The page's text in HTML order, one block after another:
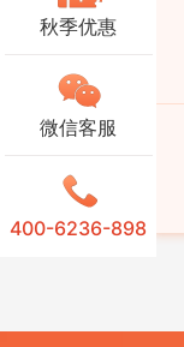
秋季优惠
微信客服
400-6236-898